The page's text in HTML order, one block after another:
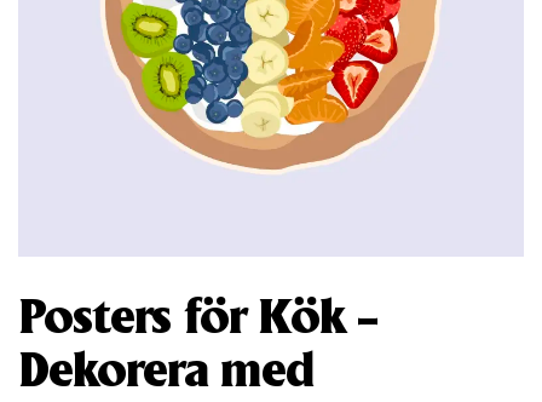
Posters för Kök –
Dekorera med